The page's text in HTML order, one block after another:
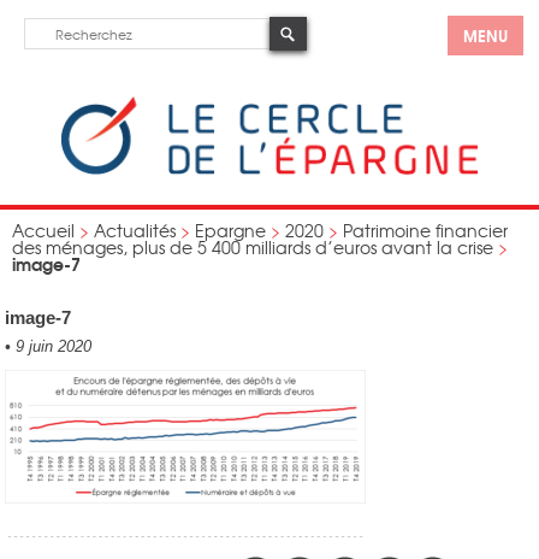
MENU
Accueil > Actualités > Epargne > 2020 > Patrimoine financier
des ménages, plus de 5 400 milliards d’euros avant la crise >
image-7
image-7
• 9 juin 2020